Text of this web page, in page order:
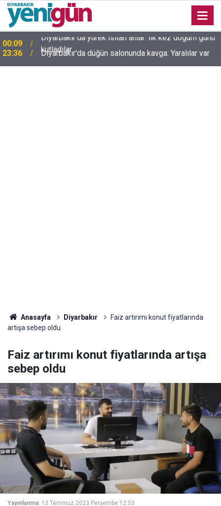
23:36 Diyarbakır'da düğün salonunda kavga: Yaralılar var
Anasayfa Diyarbakır
Faiz artırımı konut fiyatlarında
artışa sebep oldu
Faiz artırımı konut fiyatlarında artışa
sebep oldu
Yayınlanma: 13 Temmuz 2023 Perşembe 12:53